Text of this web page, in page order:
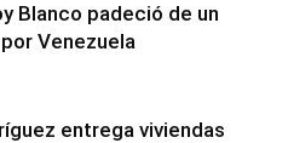
Blanco padeció de un
Venezuela
entrega viviendas